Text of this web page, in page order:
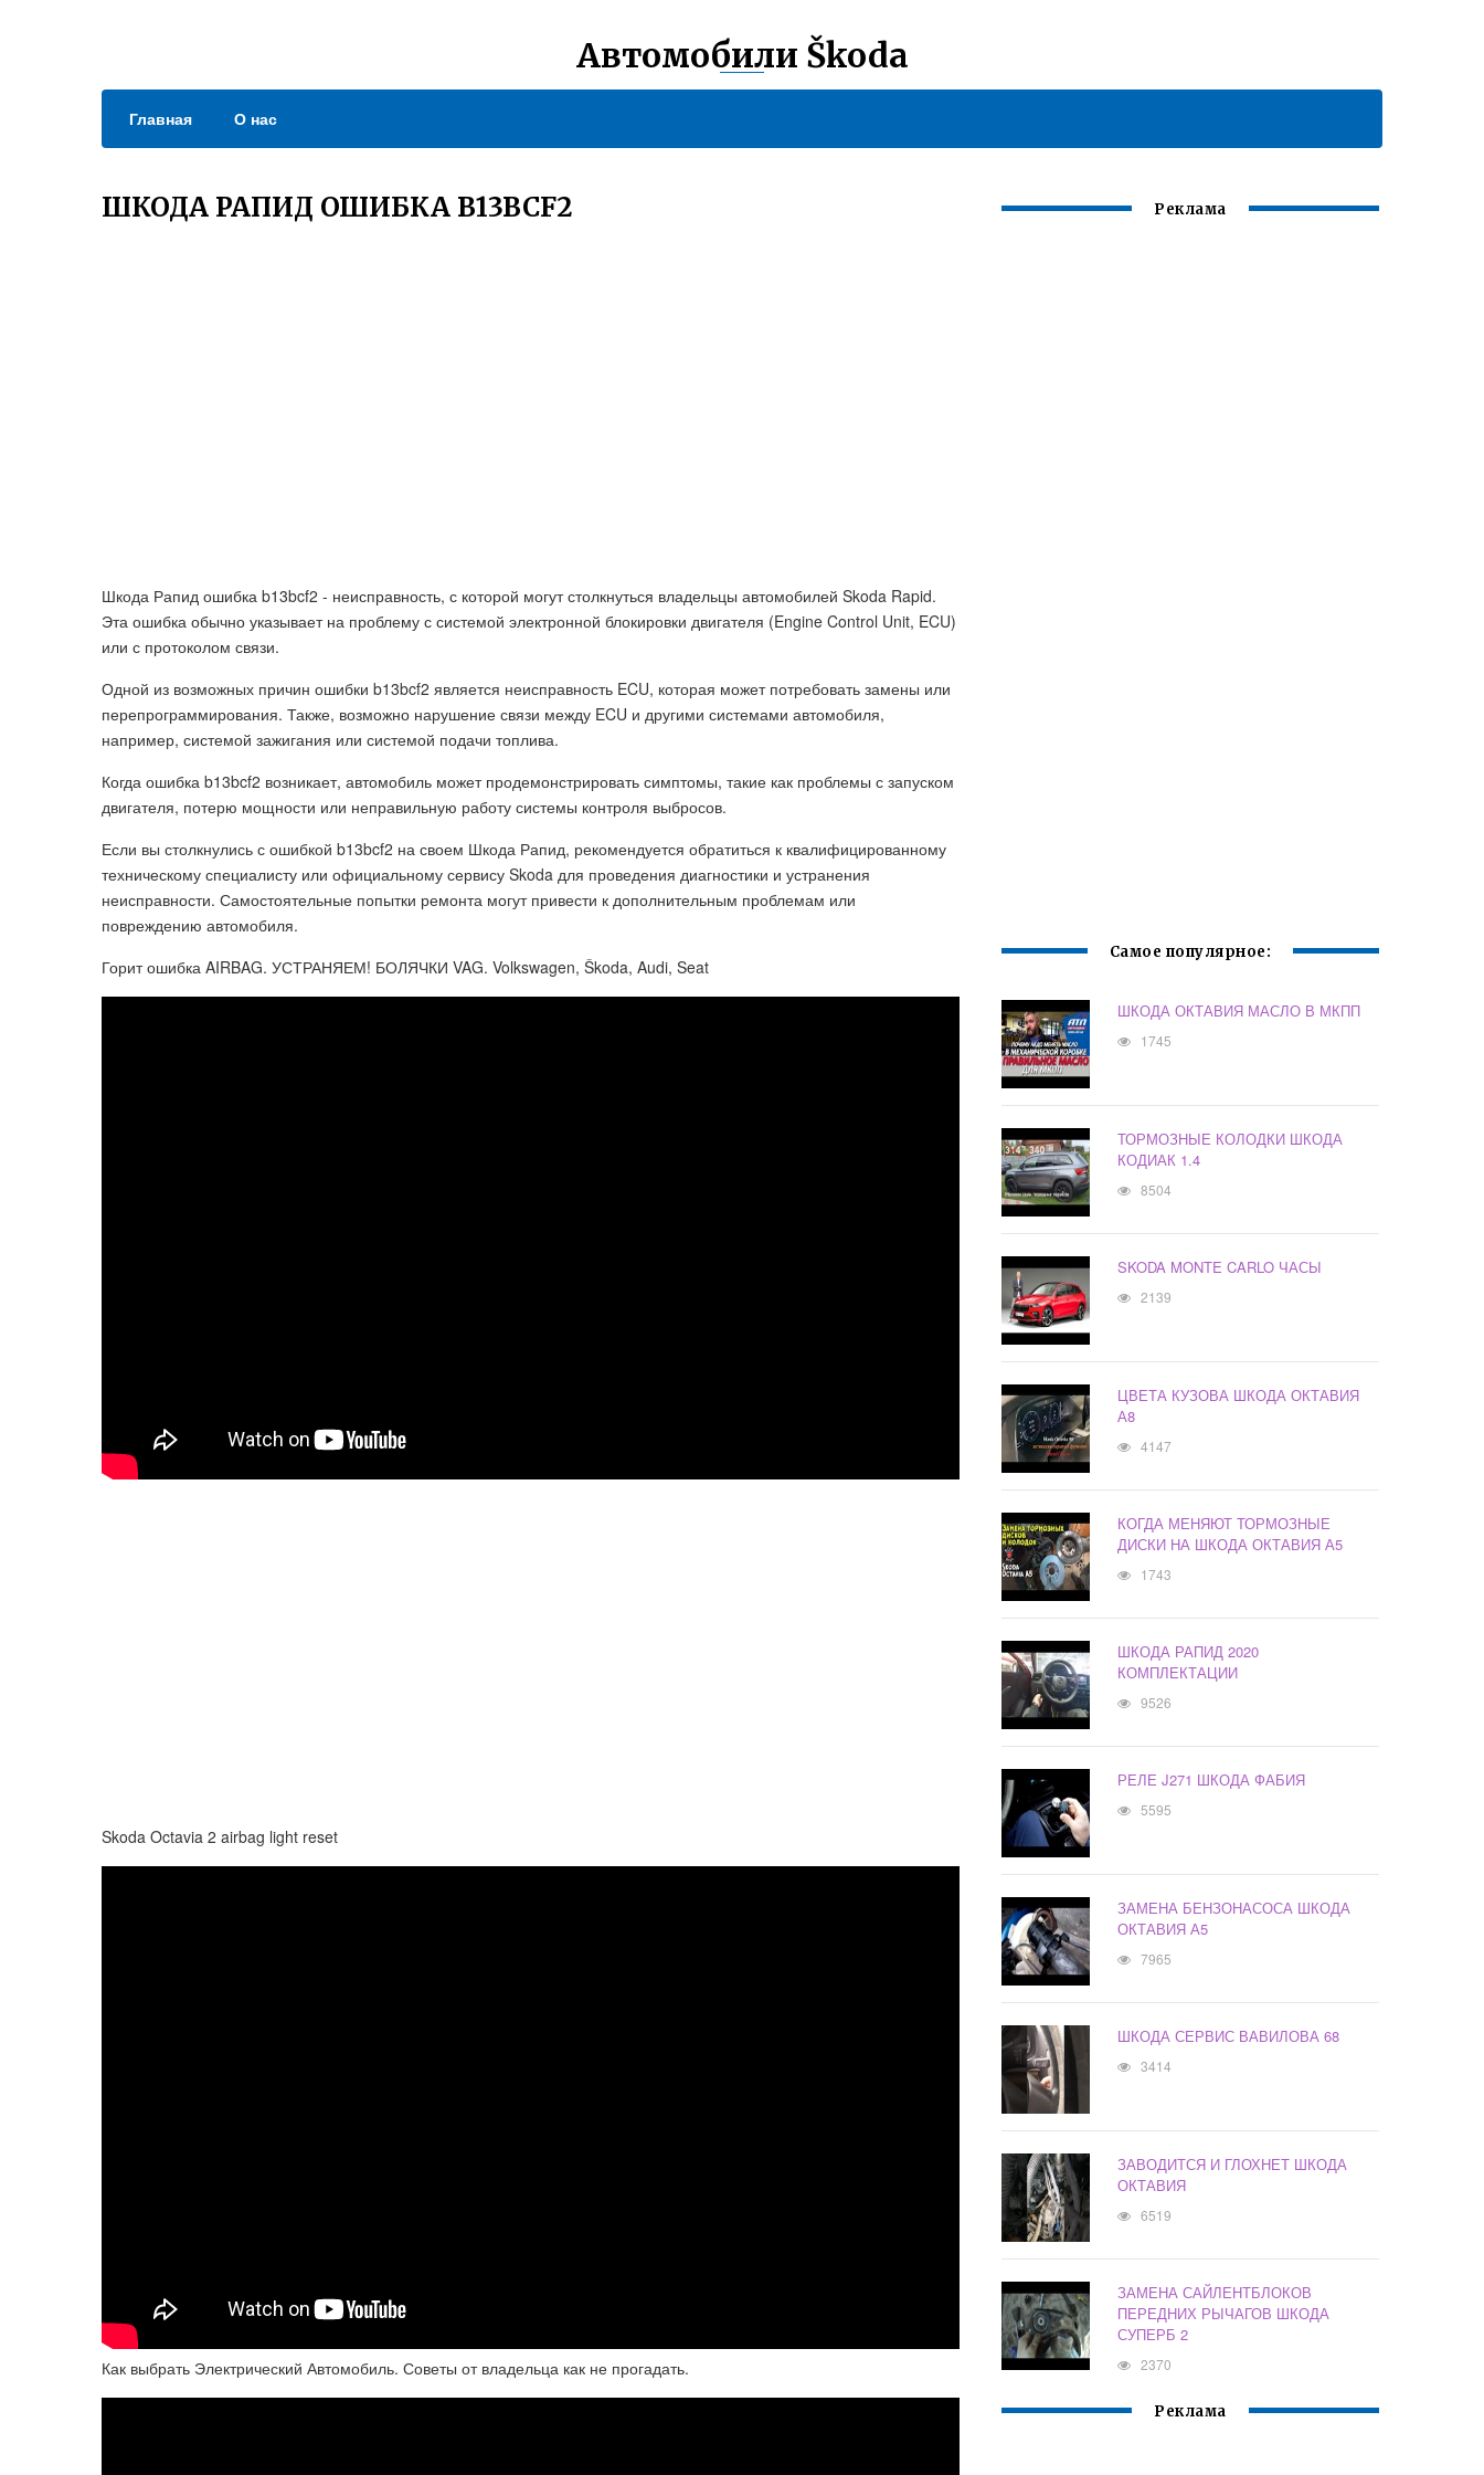
Автомобили Škoda
Главная О нас
ШКОДА РАПИД ОШИБКА B13BCF2
Шкода Рапид ошибка b13bcf2 - неисправность, с которой могут столкнуться владельцы автомобилей Skoda Rapid.
Эта ошибка обычно указывает на проблему с системой электронной блокировки двигателя (Engine Control Unit, ECU)
или с протоколом связи.
Одной из возможных причин ошибки b13bcf2 является неисправность ECU, которая может потребовать замены или
перепрограммирования. Также, возможно нарушение связи между ECU и другими системами автомобиля,
например, системой зажигания или системой подачи топлива.
Когда ошибка b13bcf2 возникает, автомобиль может продемонстрировать симптомы, такие как проблемы с запуском
двигателя, потерю мощности или неправильную работу системы контроля выбросов.
Если вы столкнулись с ошибкой b13bcf2 на своем Шкода Рапид, рекомендуется обратиться к квалифицированному
техническому специалисту или официальному сервису Skoda для проведения диагностики и устранения
неисправности. Самостоятельные попытки ремонта могут привести к дополнительным проблемам или
повреждению автомобиля.
Горит ошибка AIRBAG. УСТРАНЯЕМ! БОЛЯЧКИ VAG. Volkswagen, Škoda, Audi, Seat
Skoda Octavia 2 airbag light reset
Как выбрать Электрический Автомобиль. Советы от владельца как не прогадать.
Реклама
Самое популярное:
ШКОДА ОКТАВИЯ МАСЛО В МКПП
1745
ТОРМОЗНЫЕ КОЛОДКИ ШКОДА
КОДИАК 1.4
8504
SKODA MONTE CARLO ЧАСЫ
2139
ЦВЕТА КУЗОВА ШКОДА ОКТАВИЯ
А8
4147
КОГДА МЕНЯЮТ ТОРМОЗНЫЕ
ДИСКИ НА ШКОДА ОКТАВИЯ А5
1743
ШКОДА РАПИД 2020
КОМПЛЕКТАЦИИ
9526
РЕЛЕ J271 ШКОДА ФАБИЯ
5595
ЗАМЕНА БЕНЗОНАСОСА ШКОДА
ОКТАВИЯ А5
7965
ШКОДА СЕРВИС ВАВИЛОВА 68
3414
ЗАВОДИТСЯ И ГЛОХНЕТ ШКОДА
ОКТАВИЯ
6519
ЗАМЕНА САЙЛЕНТБЛОКОВ
ПЕРЕДНИХ РЫЧАГОВ ШКОДА
СУПЕРБ 2
2370
Реклама